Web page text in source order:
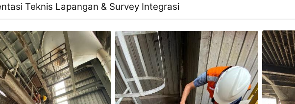
Teknis Lapangan & Survey Integrasi